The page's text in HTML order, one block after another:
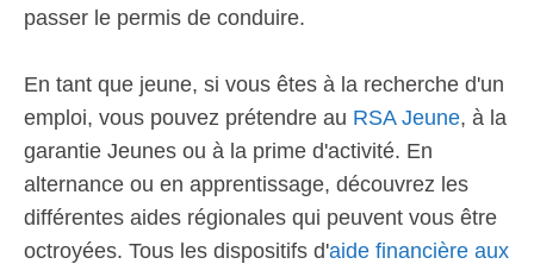
passer le permis de conduire.
En tant que jeune, si vous êtes à la recherche d'un
emploi, vous pouvez prétendre au RSA Jeune, à la
garantie Jeunes ou à la prime d'activité. En
alternance ou en apprentissage, découvrez les
différentes aides régionales qui peuvent vous être
octroyées. Tous les dispositifs d'aide financière aux